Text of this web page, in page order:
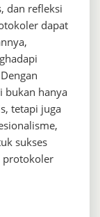
dan refleksi
dapat
bukan hanya
tetapi juga
sukses
protokoler